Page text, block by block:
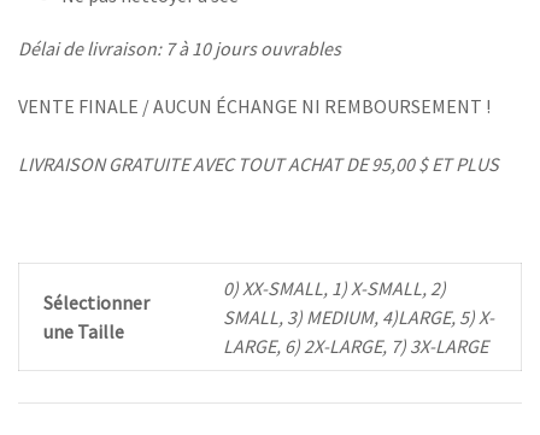
Délai de livraison: 7 à 10 jours ouvrables
VENTE FINALE / AUCUN ÉCHANGE NI REMBOURSEMENT !
LIVRAISON GRATUITE AVEC TOUT ACHAT DE 95,00 $ ET PLUS
Sélectionner
une Taille
0) XX-SMALL, 1) X-SMALL, 2)
SMALL, 3) MEDIUM, 4)LARGE, 5) X-
LARGE, 6) 2X-LARGE, 7) 3X-LARGE